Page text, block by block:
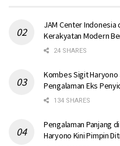
JAM Center Indonesia
Kerakyatan Modern
24 SHARES
Kombes Sigit Haryono
Pengalaman Eks
134 SHARES
Pengalaman Panjang
Haryono Kini Pimpin